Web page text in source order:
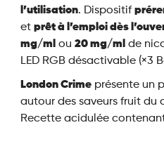
l’utilisation. Dispositif
et prêt à l’emploi dès
mg/ml ou 20 mg/ml de
LED RGB désactivable (×3
London Crimeprésente un
autour des saveurs fruit du
Recette acidulée